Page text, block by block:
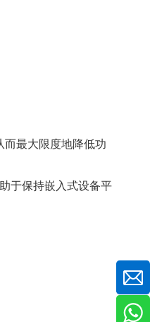
最大限度地降低功
于保持嵌入式设备平